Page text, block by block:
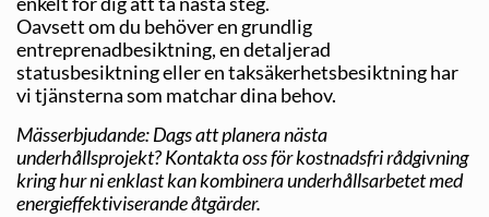
Oavsett om du behöver en grundlig
entreprenadbesiktning, en detaljerad
statusbesiktning eller en taksäkerhetsbesiktning har
vi tjänsterna som matchar dina behov.
Mässerbjudande: Dags att planera nästa
underhållsprojekt? Kontakta oss för kostnadsfri rådgivning
kring hur ni enklast kan kombinera underhållsarbetet med
energieffektiviserande åtgärder.